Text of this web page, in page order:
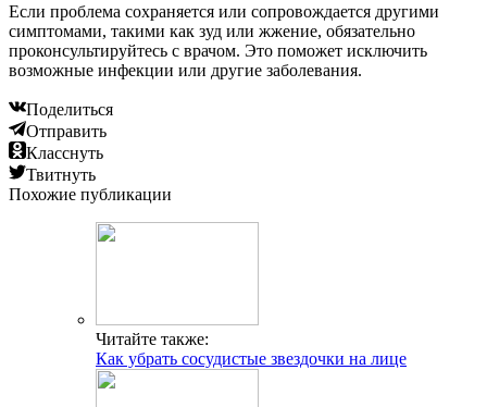
Если проблема сохраняется или сопровождается другими
симптомами, такими как зуд или жжение, обязательно
проконсультируйтесь с врачом. Это поможет исключить
возможные инфекции или другие заболевания.
Поделиться
Отправить
Класснуть
Твитнуть
Похожие публикации
Читайте также:
Как убрать сосудистые звездочки на лице